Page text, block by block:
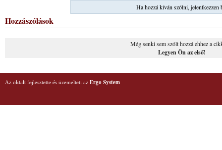
Ha hozzá kíván szólni, jelentkezzen
Hozzászólások
Még senki sem szólt hozzá ehhez a
Legyen Ön az első!
Az oldalt fejlesztette és üzemelteti az Ergo System